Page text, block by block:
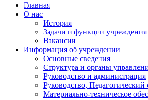
Главная
О нас
История
Задачи и функции учреждения
Вакансии
Информация об учреждении
Основные сведения
Структура и органы
Руководство и администрация
Руководство, Педагогический
Материально-техническое